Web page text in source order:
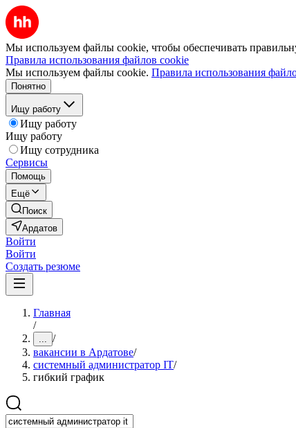
Мы используем файлы cookie, чтобы обеспечивать
Правила использования файлов cookie
Мы используем файлы cookie. Правила использования
Понятно
Ищу работу
Ищу работу
Ищу работу
Ищу сотрудника
Сервисы
Помощь
Ещё
Поиск
Ардатов
Войти
Войти
Создать резюме
Главная
/
... /
вакансии в Ардатове/
системный администратор IT/
гибкий график